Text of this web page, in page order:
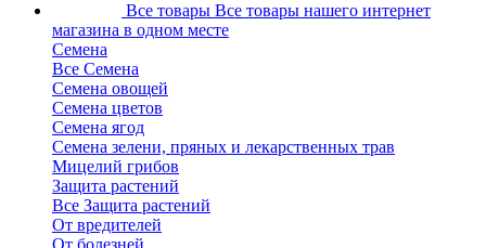
Все товары Все товары нашего интернет
магазина в одном месте
Семена
Все Семена
Семена овощей
Семена цветов
Семена ягод
Семена зелени, пряных и лекарственных трав
Мицелий грибов
Защита растений
Все Защита растений
От вредителей
От болезней